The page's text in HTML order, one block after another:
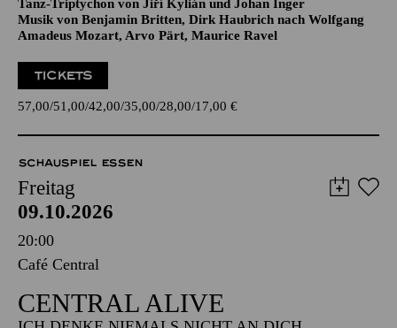
RELATIONS
Musik von Benjamin Britten, Dirk Haubrich nach Wolfgang
Amadeus Mozart, Arvo Pärt, Maurice Ravel
57,00 51,00 42,00 35,00
SCHAUSPIEL ESSEN
Freitag
09.10.2026
20:00
Café Central